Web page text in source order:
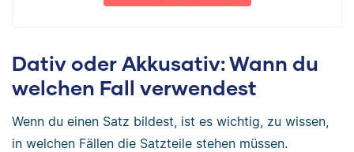
Dativ oder Akkusativ: Wann du
welchen Fall verwendest
Wenn du einen Satz bildest, ist es wichtig, zu wissen,
in welchen Fällen die Satzteile stehen müssen.